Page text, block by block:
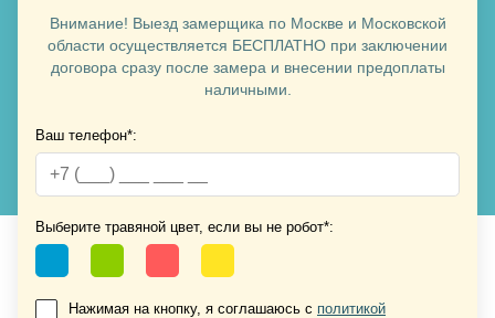
Хочу такую
Внимание! Выезд замерщика по Москве и Московской
области осуществляется БЕСПЛАТНО при заключении
договора сразу после замера и внесении предоплаты
наличными.
Ваш телефон*:
Выберите травяной цвет, если вы не робот*:
Нажимая на кнопку, я соглашаюсь с политикой